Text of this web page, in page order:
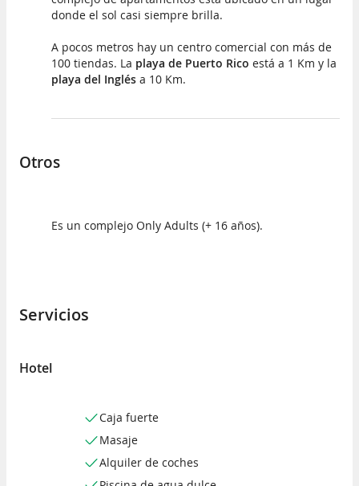
donde el sol casi siempre brilla.
A pocos metros hay un centro comercial con más de
100 tiendas. La playa de Puerto Rico está a 1 Km y la
playa del Inglés a 10 Km.
Otros
Es un complejo Only Adults (+ 16 años).
Servicios
Hotel
Caja fuerte
Masaje
Alquiler de coches